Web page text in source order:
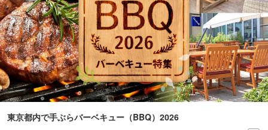
東京都内で手ぶらバーベキュー（BBQ）2026